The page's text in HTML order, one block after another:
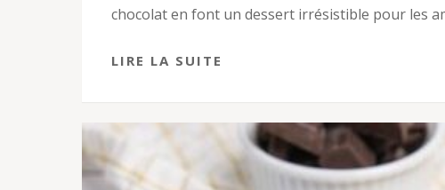
chocolat en font un dessert irrésistible pour les
LIRE LA SUITE